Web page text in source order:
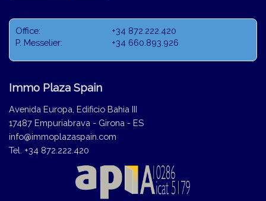
Office:
+34 872.222.420
P. Messelier:
+34 660.893.926
Immo Plaza Spain
Avenida Europa, Edificio Bahia III
17487 Empuriabrava - Girona - ES
info@immoplazaspain.com
Tel. +34 872.222.420